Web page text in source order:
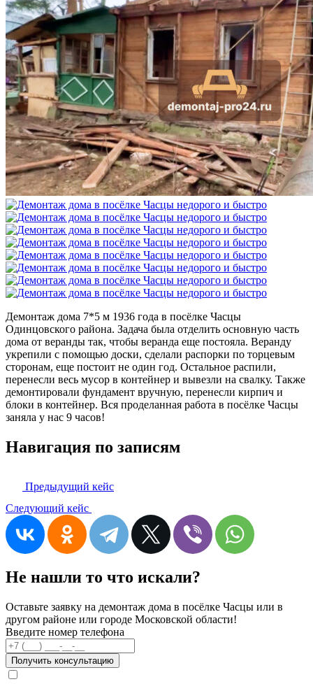
Демонтаж дома 7*5 м 1936 года в посёлке Часцы
Одинцовского района. Задача была отделить основную часть
дома от веранды так, чтобы веранда еще постояла. Веранду
укрепили с помощью доски, сделали распорки по торцевым
сторонам, еще постоит не один год. Остальное распили,
перенесли весь мусор в контейнер и вывезли на свалку. Также
демонтировали фундамент вручную, перенесли кирпич и
блоки в контейнер. Вся проделанная работа в посёлке Часцы
заняла у нас 9 часов!
Навигация по записям
Предыдущий кейс
Следующий кейс
Не нашли то что искали?
Оставьте заявку на демонтаж дома в посёлке Часцы или в
другом районе или городе Московской области!
Введите номер телефона
Получить консультацию